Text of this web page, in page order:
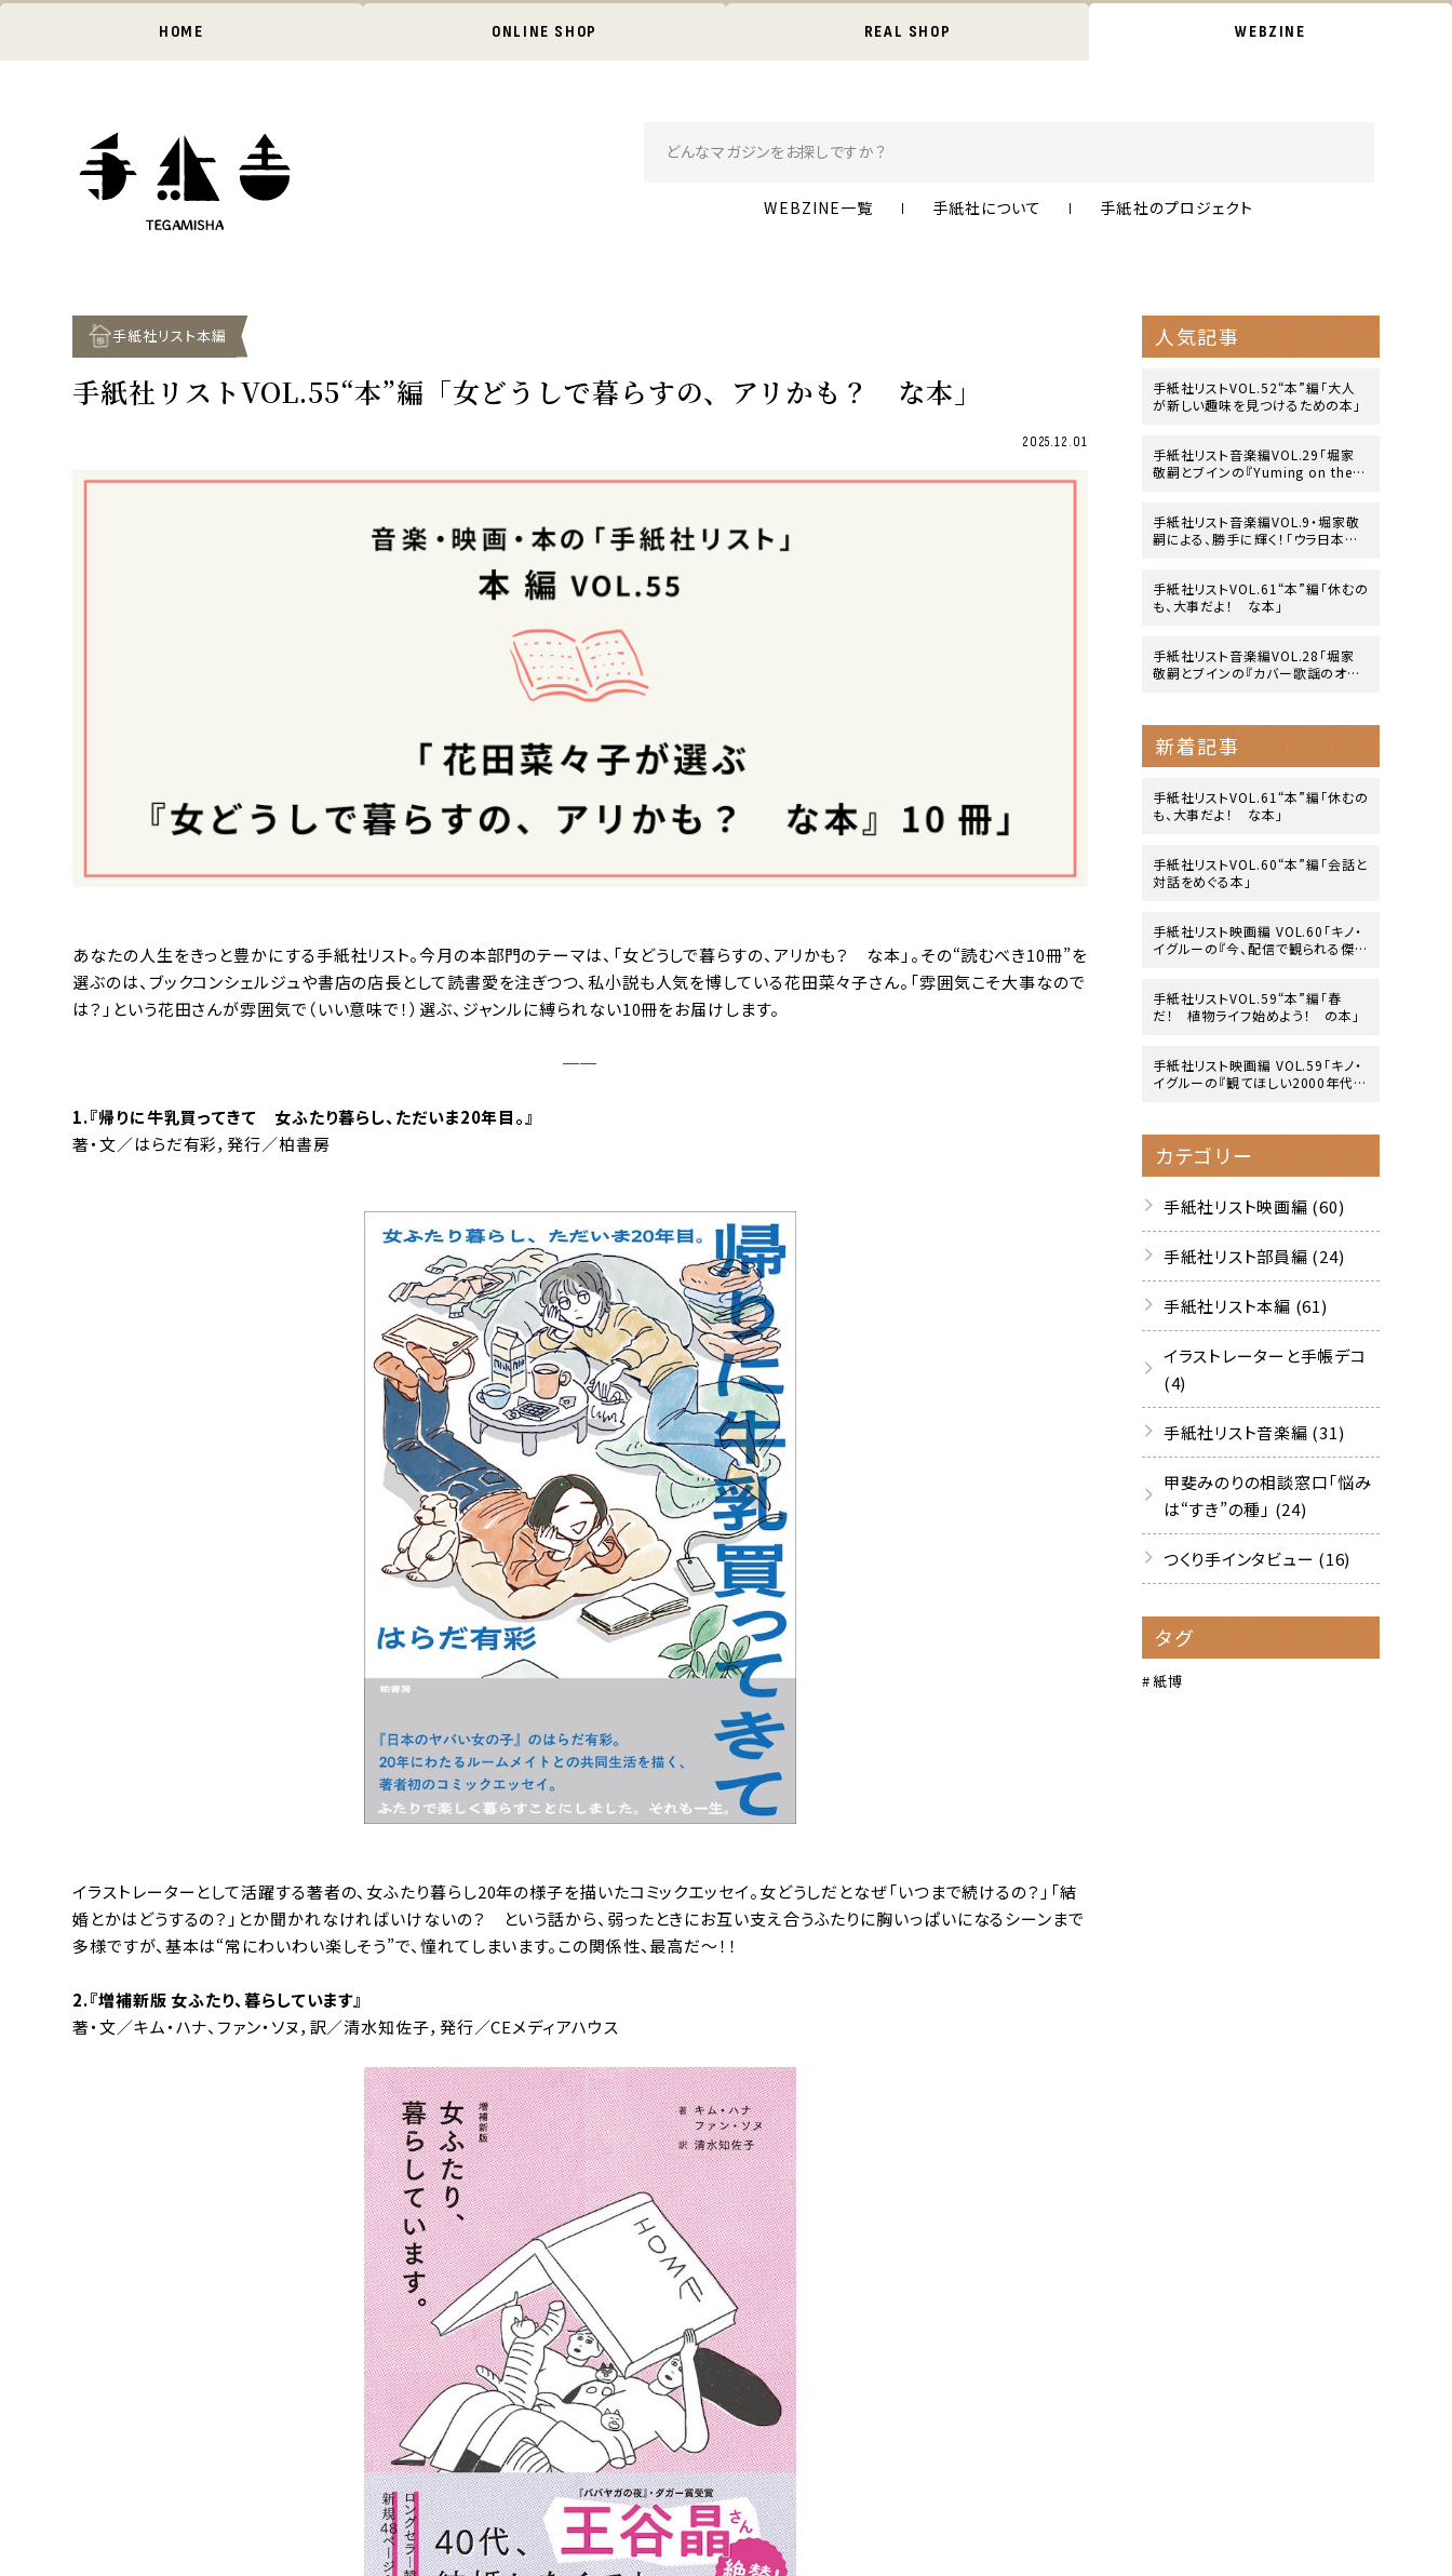
HOME ONLINE SHOP REAL SHOP WEBZINE
WEBZINE一覧 手紙社について 手紙社のプロジェクト
手紙社リスト本編
手紙社リストVOL.55“本”編「女どうしで暮らすの、アリかも？ な本」
2025.12.01
あなたの人生をきっと豊かにする手紙社リスト。今月の本部門のテーマは、「女どうしで暮らすの、アリかも？ な本」。その“読むべき10冊”を
選ぶのは、ブックコンシェルジュや書店の店長として読書愛を注ぎつつ、私小説も人気を博している花田菜々子さん。「雰囲気こそ大事なので
は？」という花田さんが雰囲気で（いい意味で！）選ぶ、ジャンルに縛られない10冊をお届けします。
──
1.『帰りに牛乳買ってきて 女ふたり暮らし、ただいま20年目。 』
著・文／はらだ有彩，発行／柏書房
イラストレーターとして活躍する著者の、女ふたり暮らし20年の様子を描いたコミックエッセイ。女どうしだとなぜ「いつまで続けるの？」「結
婚とかはどうするの？」とか聞かれなければいけないの？ という話から、弱ったときにお互い支え合うふたりに胸いっぱいになるシーンまで
多様ですが、基本は“常にわいわい楽しそう”で、憧れてしまいます。この関係性、最高だ〜！！
2.『増補新版 女ふたり、暮らしています』
著・文／キム・ハナ、ファン・ソヌ，訳／清水知佐子，発行／CEメディアハウス
人気記事
手紙社リストVOL.52“本”編「大人
が新しい趣味を見つけるための本」
手紙社リスト音楽編VOL.29「堀家
敬嗣とブインの『Yuming on the B
手紙社リスト音楽編VOL.9・堀家敬
嗣による、勝手に輝く！「ウラ日本レ
手紙社リストVOL.61“本”編「休むの
も、大事だよ！ な本」
手紙社リスト音楽編VOL.28「堀家
敬嗣とブインの『カバー歌謡のオリ
新着記事
手紙社リストVOL.61“本”編「休むの
も、大事だよ！ な本」
手紙社リストVOL.60“本”編「会話と
対話をめぐる本」
手紙社リスト映画編 VOL.60「キノ・
イグルーの『今、配信で観られる傑
手紙社リストVOL.59“本”編「春
だ！ 植物ライフ始めよう！ の本」
手紙社リスト映画編 VOL.59「キノ・
イグルーの『観てほしい2000年代の
カテゴリー
手紙社リスト映画編 (60)
手紙社リスト部員編 (24)
手紙社リスト本編 (61)
イラストレーターと手帳デコ
(4)
手紙社リスト音楽編 (31)
甲斐みのりの相談窓口「悩み
は“すき”の種」 (24)
つくり手インタビュー (16)
タグ
紙博